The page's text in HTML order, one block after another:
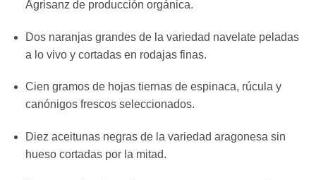
Agrisanz de producción orgánica.
Dos naranjas grandes de la variedad navelate peladas
a lo vivo y cortadas en rodajas finas.
Cien gramos de hojas tiernas de espinaca, rúcula y
canónigos frescos seleccionados.
Diez aceitunas negras de la variedad aragonesa sin
hueso cortadas por la mitad.